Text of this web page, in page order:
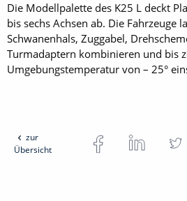
Die Modellpalette des K25 L deckt
bis sechs Achsen ab. Die Fahrzeuge
Schwanenhals, Zuggabel,
Turmadaptern kombinieren und bis
Umgebungstemperatur von – 25°
zur
Übersicht